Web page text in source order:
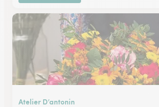
Atelier D’antonin